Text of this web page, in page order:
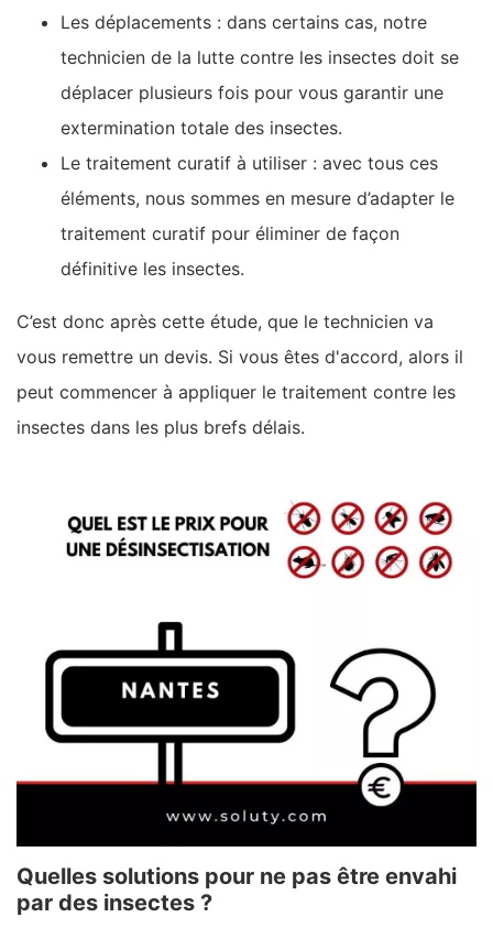
Les déplacements : dans certains cas, notre
technicien de la lutte contre les insectes doit se
déplacer plusieurs fois pour vous garantir une
extermination totale des insectes.
Le traitement curatif à utiliser : avec tous ces
éléments, nous sommes en mesure d’adapter le
traitement curatif pour éliminer de façon
définitive les insectes.
C’est donc après cette étude, que le technicien va
vous remettre un devis. Si vous êtes d'accord, alors il
peut commencer à appliquer le traitement contre les
insectes dans les plus brefs délais.
Quelles solutions pour ne pas être envahi
par des insectes ?